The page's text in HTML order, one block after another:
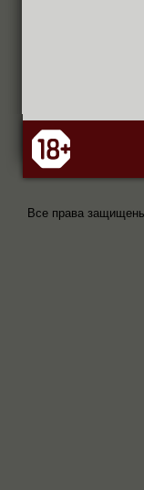
Все права